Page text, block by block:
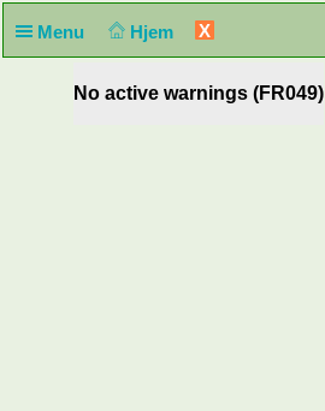
Menu Hjem X
No active warnings (FR049)